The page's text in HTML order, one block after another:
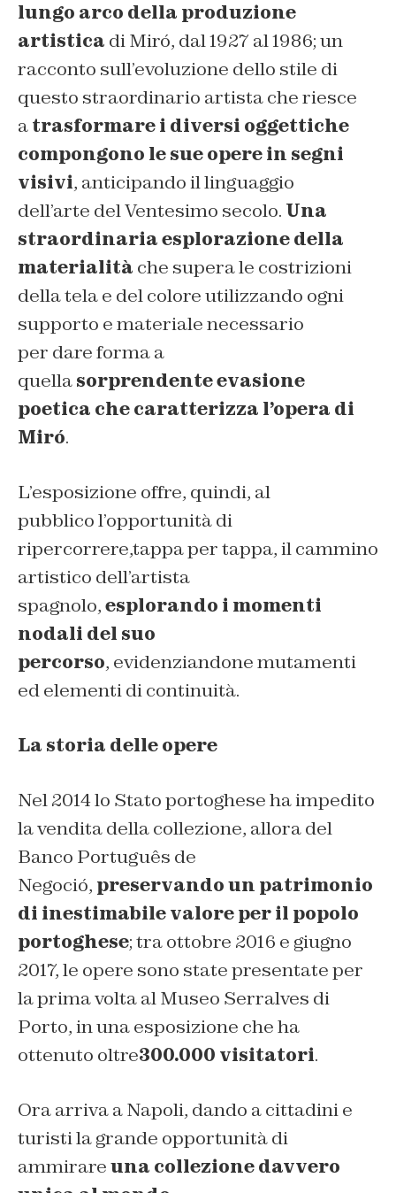
lungo arco della produzione
artistica di Miró, dal 1927 al 1986; un
racconto sull’evoluzione dello stile di
questo straordinario artista che riesce
atrasformare i diversi oggettiche
compongono le sue opere in segni
visivi, anticipando il linguaggio
dell’arte del Ventesimo secolo. Una
straordinaria esplorazione della
materialità che supera le costrizioni
della tela e del colore utilizzando ogni
supporto e materiale necessario
per dare forma a
quellasorprendenteevasione
poetica che caratterizza l’opera di
Miró.
L’esposizione offre, quindi, al
pubblico l’opportunità di
ripercorrere,tappa per tappa, il cammino
artistico dell’artista
spagnolo,esplorando i momenti
nodali del suo
percorso, evidenziandone mutamenti
ed elementi di continuità.
La storia delle opere
Nel 2014 lo Stato portoghese ha impedito
la vendita della collezione, allora del
Banco Português de
Negoció, preservandoun patrimonio
di inestimabile valore per il popolo
portoghese; tra ottobre 2016 e giugno
2017, le opere sono state presentate per
la prima volta al Museo Serralves di
Porto, in una esposizione che ha
ottenuto oltre300.000 visitatori.
Ora arriva a Napoli, dando a cittadini e
turisti la grande opportunità di
ammirareuna collezionedavvero